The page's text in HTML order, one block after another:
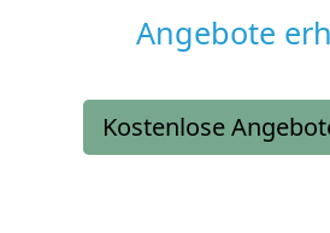
Angebote
Kostenlose